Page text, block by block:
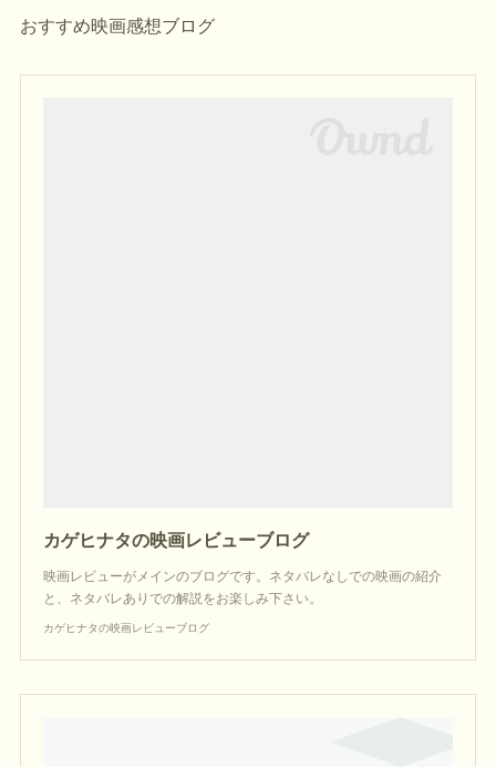
(2)
( 3
おすすめ映画感想ブログ
カゲヒナタの映画レビューブログ
映画レビューがメインのブログです。ネタバレなしでの映画の紹介
と、ネタバレありでの解説をお楽しみ下さい。
カゲヒナタの映画レビューブログ